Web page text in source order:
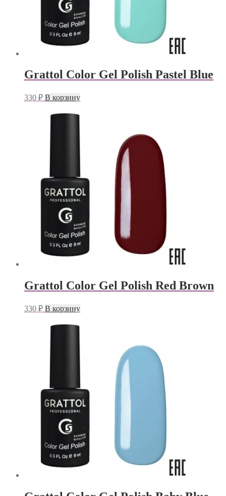
Grattol Color Gel Polish Pastel Blue
330 ₽ В корзину
Grattol Color Gel Polish Red Brown
330 ₽ В корзину